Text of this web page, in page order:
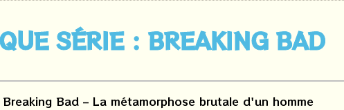
SÉRIE : BREAKING BAD
Bad – La métamorphose brutale d'un homme